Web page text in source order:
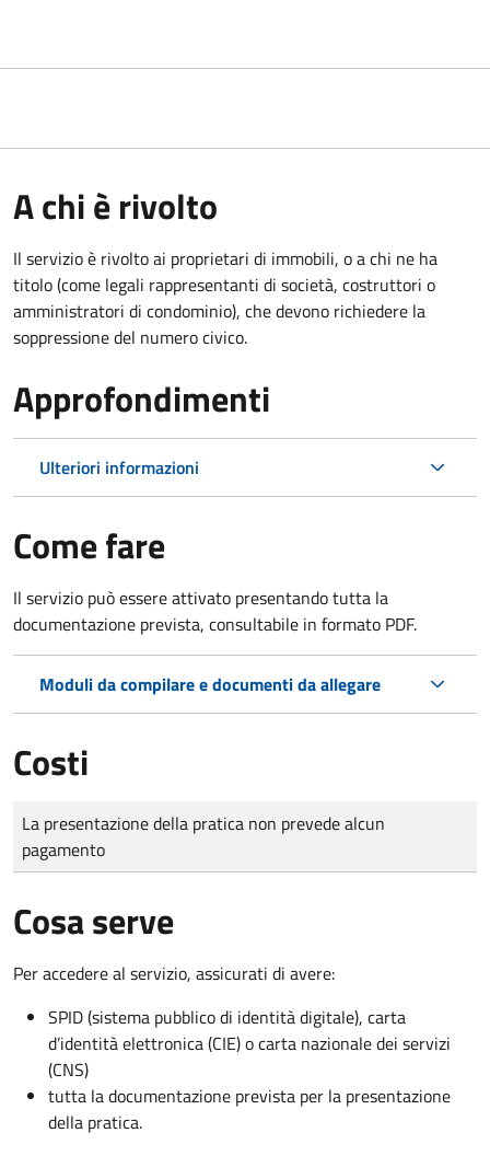
A chi è rivolto
Il servizio è rivolto ai proprietari di immobili, o a chi ne ha
titolo (come legali rappresentanti di società, costruttori o
amministratori di condominio), che devono richiedere la
soppressione del numero civico.
Approfondimenti
Ulteriori informazioni
Come fare
Il servizio può essere attivato presentando tutta la
documentazione prevista, consultabile in formato PDF.
Moduli da compilare e documenti da allegare
Costi
Tipo di pagamento
Importo
La presentazione della pratica non prevede alcun
pagamento
Cosa serve
Per accedere al servizio, assicurati di avere:
SPID (sistema pubblico di identità digitale), carta
d’identità elettronica (CIE) o carta nazionale dei servizi
(CNS)
tutta la documentazione prevista per la presentazione
della pratica.